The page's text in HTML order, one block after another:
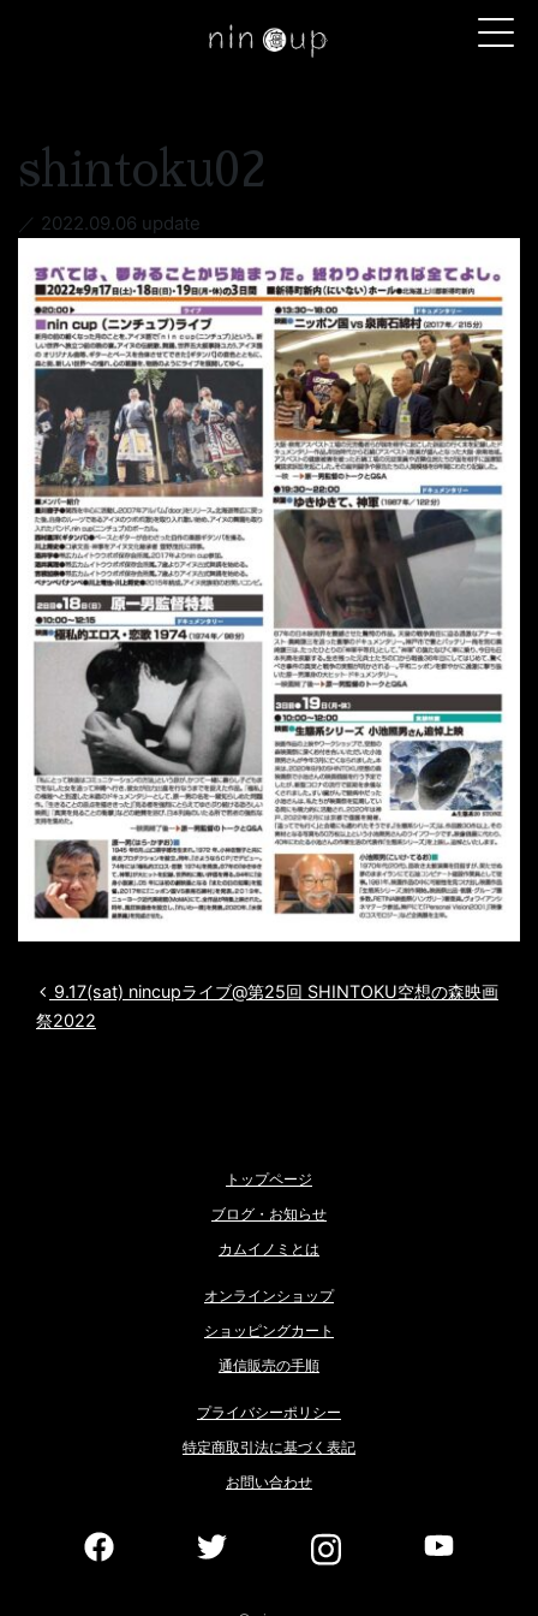
shintoku02
／ 2022.09.06 update
投稿ナビゲーション
9.17(sat) nincupライブ@第25回 SHINTOKU空想の森映画
祭2022
トップページ
ブログ・お知らせ
カムイノミとは
オンラインショップ
ショッピングカート
通信販売の手順
プライバシーポリシー
特定商取引法に基づく表記
お問い合わせ